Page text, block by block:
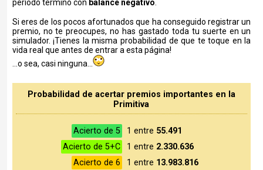
período terminó con balance negativo
Si eres de los pocos afortunados que ha conseguido registrar un
premio, no te preocupes, no has gastado toda tu suerte en un
simulador. ¡Tienes la misma probabilidad de que te toque en la
vida real que antes de entrar a esta página!
...o sea, casi ninguna...
Probabilidad de acertar premios importantes en la
Primitiva
Acierto de 5 1 entre 55.491
Acierto de 5+C
1 entre 2.330.636
Acierto de 6
1 entre 13.983.816